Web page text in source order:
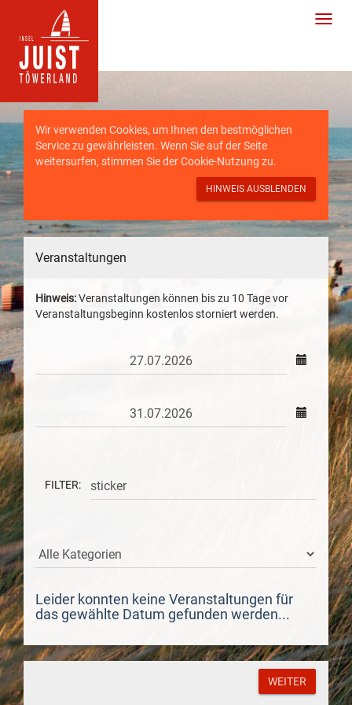
Wir verwenden Cookies, um Ihnen den bestmöglichen
Service zu gewährleisten. Wenn Sie auf der Seite
weitersurfen, stimmen Sie derCookie-Nutzung zu.
HINWEIS AUSBLENDEN
Veranstaltungen
Hinweis:Veranstaltungen können bis zu 10 Tage vor
Veranstaltungsbeginn kostenlos storniert werden.
FILTER:
Leider konnten keine Veranstaltungen für
das gewählte Datum gefunden werden...
WEITER